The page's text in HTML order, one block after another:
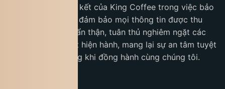
này phản ánh cam kết của King Coffee trong việc bảo
vệ quyền riêng tư, đảm bảo mọi thông tin được thu
thập và sử dụng cẩn thận, tuân thủ nghiêm ngặt các
quy định pháp luật hiện hành, mang lại sự an tâm tuyệt
đối cho khách hàng khi đồng hành cùng chúng tôi.